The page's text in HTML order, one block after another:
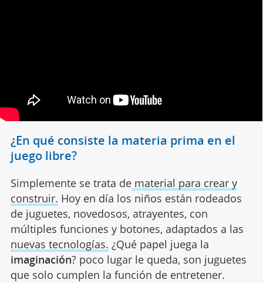
¿En qué consiste la materia prima en el
juego libre?
Simplemente se trata dematerial para crear y
construir. Hoy en día los niños están rodeados
de juguetes, novedosos, atrayentes, con
múltiples funciones y botones, adaptados a las
nuevas tecnologías. ¿Qué papel juega la
imaginación? poco lugar le queda, son juguetes
que solo cumplen la función de entretener.